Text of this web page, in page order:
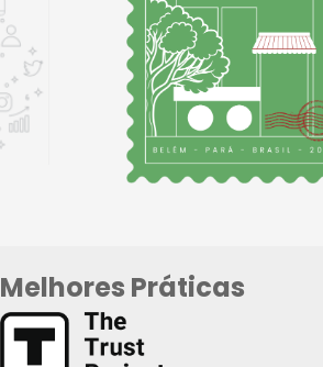
Melhores Práticas